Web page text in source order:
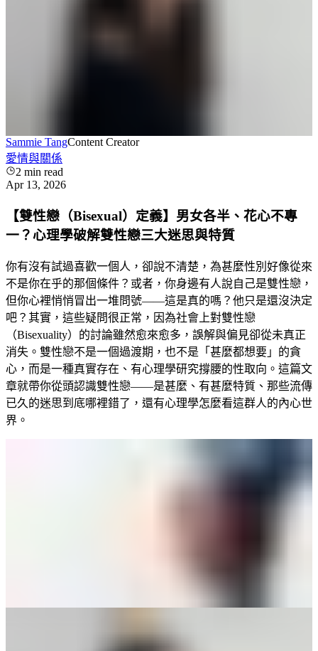
Sammie TangContent Creator
愛情與關係
2 min read
Apr 13, 2026
【雙性戀（Bisexual）定義】男女各半、花心不專
一？心理學破解雙性戀三大迷思與特質
你有沒有試過喜歡一個人，卻說不清楚，為甚麼性別好像從來
不是你在乎的那個條件？或者，你身邊有人說自己是雙性戀，
但你心裡悄悄冒出一堆問號——這是真的嗎？他只是還沒決定
吧？其實，這些疑問很正常，因為社會上對雙性戀
（Bisexuality）的討論雖然愈來愈多，誤解與偏見卻從未真正
消失。雙性戀不是一個過渡期，也不是「甚麼都想要」的貪
心，而是一種真實存在、有心理學研究撐腰的性取向。這篇文
章就帶你從頭認識雙性戀——是甚麼、有甚麼特質、那些流傳
已久的迷思到底哪裡錯了，還有心理學怎麼看這群人的內心世
界。